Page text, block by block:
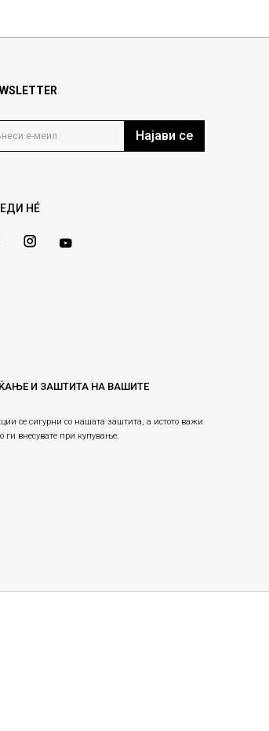
Најави се
НÉ
И ЗАШТИТА НА ВАШИТЕ
се сигурни со нашата заштита, а истото важи
ги внесувате при купување.
не можеме да
приказ на